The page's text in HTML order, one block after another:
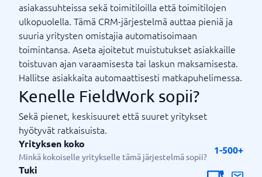
asiakassuhteissa sekä toimitiloilla että toimitilojen
ulkopuolella. Tämä CRM-järjestelmä auttaa pieniä ja
suuria yritysten omistajia automatisoimaan
toimintansa. Aseta ajoitetut muistutukset asiakkaille
toistuvan ajan varaamisesta tai laskun maksamisesta.
Hallitse asiakkaita automaattisesti matkapuhelimessa.
Kenelle FieldWork sopii?
Sekä pienet, keskisuuret että suuret yritykset
hyötyvät ratkaisuista.
Yrityksen koko
Minkä kokoiselle yritykselle tämä järjestelmä sopii?
1-500+
Tuki